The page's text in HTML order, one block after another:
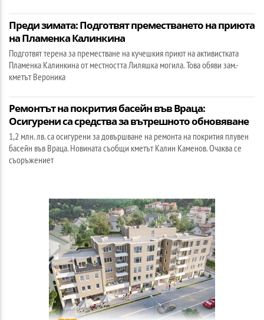
Преди зимата: Подготвят преместването на приюта
на Пламенка Калинкина
Подготвят терена за преместване на кучешкия приют на активистката
Пламенка Калинкина от местността Лиляшка могила. Това обяви зам.-
кметът Вероника
Ремонтът на покрития басейн във Враца:
Осигурени са средства за вътрешното обновяване
1,2 млн. лв. са осигурени за довършване на ремонта на покрития плувен
басейн във Враца. Новината съобщи кметът Калин Каменов. Очаква се
съоръжениет